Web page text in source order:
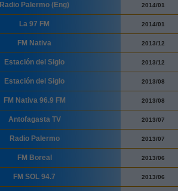
Radio Palermo (Eng) 2014/01
La 97 FM 2014/01
FM Nativa 2013/12
Estación del Siglo 2013/12
Estación del Siglo 2013/08
FM Nativa 96.9 FM 2013/08
Antofagasta TV 2013/07
Radio Palermo 2013/07
FM Boreal 2013/06
FM SOL 94.7 2013/06